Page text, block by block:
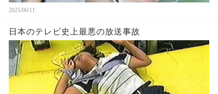
2025/06/11
日本のテレビ史上最悪の放送事故